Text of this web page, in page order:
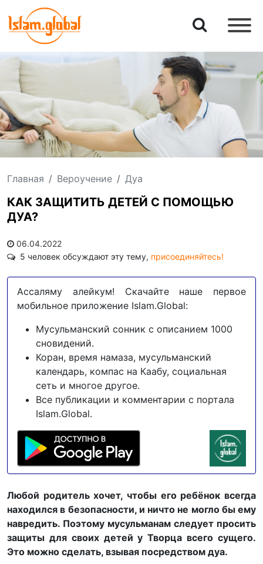
Главная Вероучение Дуа
КАК ЗАЩИТИТЬ ДЕТЕЙ С ПОМОЩЬЮ
ДУА?
06.04.2022
5 человек обсуждают эту тему, присоединяйтесь!
Ассаляму алейкум! Скачайте наше первое
мобильное приложение Islam.Global:
Мусульманский сонник с описанием 1000
сновидений.
Коран, время намаза, мусульманский
календарь, компас на Каабу, социальная
сеть и многое другое.
Все публикации и комментарии с портала
Islam.Global.
Любой родитель хочет, чтобы его ребёнок всегда
находился в безопасности, и ничто не могло бы ему
навредить. Поэтому мусульманам следует просить
защиты для своих детей у Творца всего сущего.
Это можно сделать, взывая посредством дуа.